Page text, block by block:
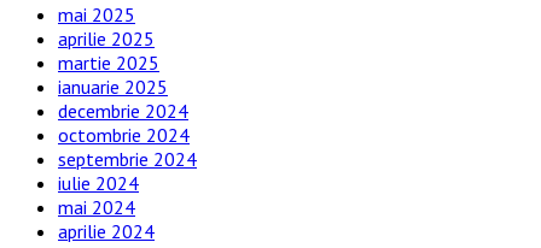
mai 2025
aprilie 2025
martie 2025
ianuarie 2025
decembrie 2024
octombrie 2024
septembrie 2024
iulie 2024
mai 2024
aprilie 2024